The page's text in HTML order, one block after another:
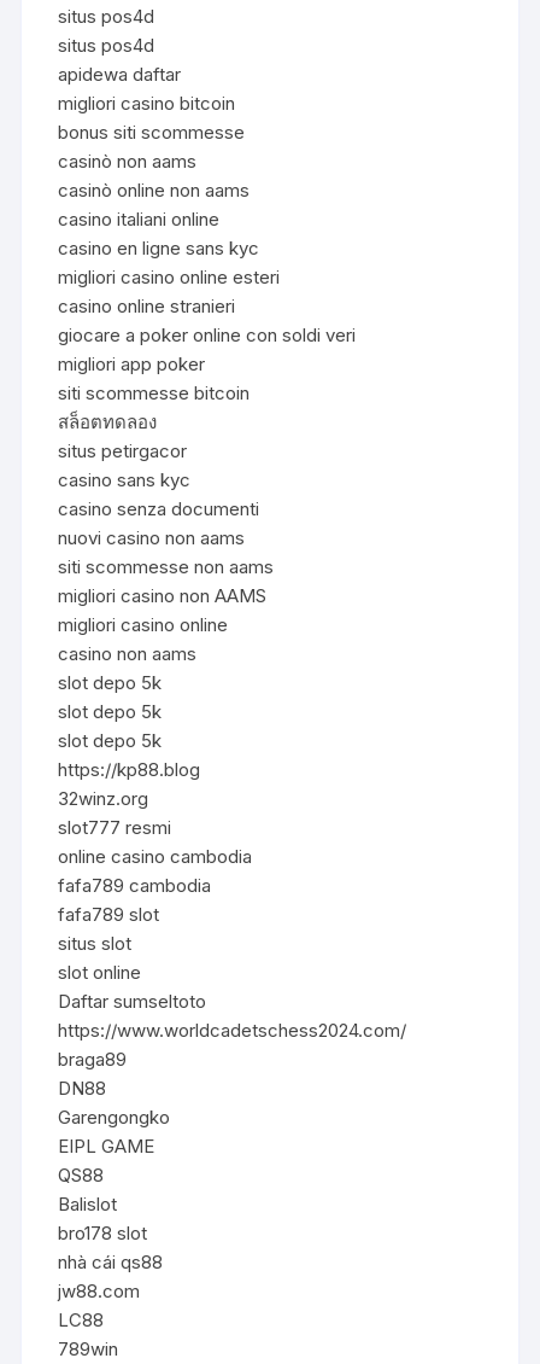
situs pos4d
situs pos4d
apidewa daftar
migliori casino bitcoin
bonus siti scommesse
casinò non aams
casinò online non aams
casino italiani online
casino en ligne sans kyc
migliori casino online esteri
casino online stranieri
giocare a poker online con soldi veri
migliori app poker
siti scommesse bitcoin
สล็อตทดลอง
situs petirgacor
casino sans kyc
casino senza documenti
nuovi casino non aams
siti scommesse non aams
migliori casino non AAMS
migliori casino online
casino non aams
slot depo 5k
slot depo 5k
slot depo 5k
https://kp88.blog
32winz.org
slot777 resmi
online casino cambodia
fafa789 cambodia
fafa789 slot
situs slot
slot online
Daftar sumseltoto
https://www.worldcadetschess2024.com/
braga89
DN88
Garengongko
EIPL GAME
QS88
Balislot
bro178 slot
nhà cái qs88
jw88.com
LC88
789win